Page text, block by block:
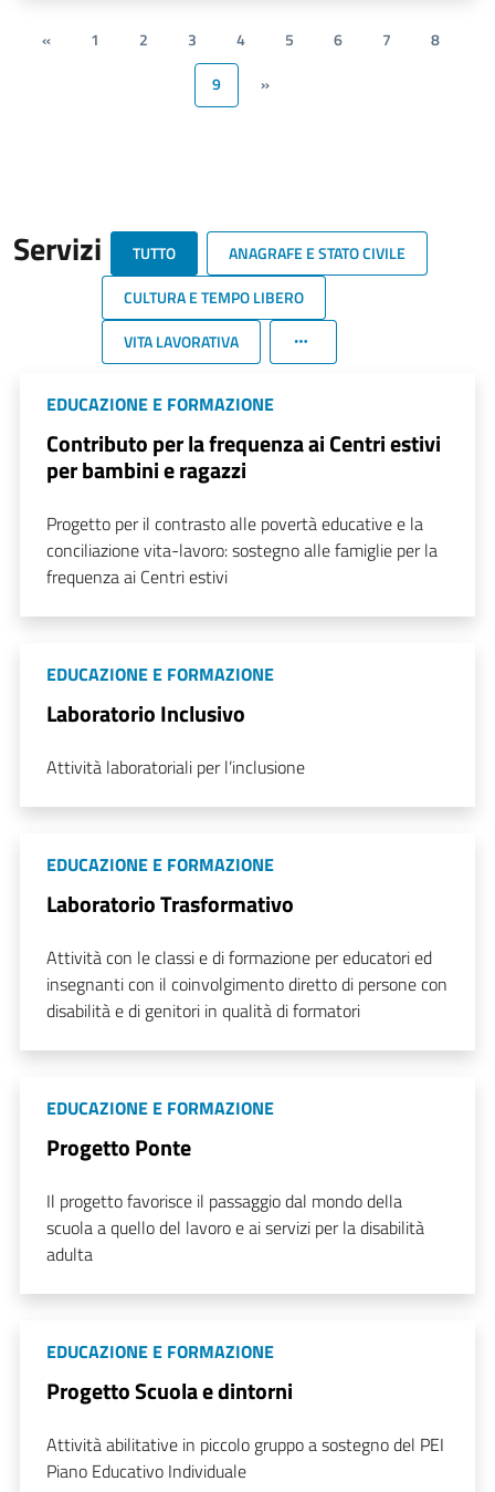
« 1 2 3 4 5 6 7
8
9
»
Servizi TUTTO
ANAGRAFE E STATO CIVILE
CULTURA E TEMPO LIBERO
VITA LAVORATIVA
EDUCAZIONE E FORMAZIONE
Contributo per la frequenza ai Centri estivi
per bambini e ragazzi
Progetto per il contrasto alle povertà educative e la
conciliazione vita-lavoro: sostegno alle famiglie per la
frequenza ai Centri estivi
EDUCAZIONE E FORMAZIONE
Laboratorio Inclusivo
Attività laboratoriali per l’inclusione
EDUCAZIONE E FORMAZIONE
Laboratorio Trasformativo
Attività con le classi e di formazione per educatori ed
insegnanti con il coinvolgimento diretto di persone con
disabilità e di genitori in qualità di formatori
EDUCAZIONE E FORMAZIONE
Progetto Ponte
Il progetto favorisce il passaggio dal mondo della
scuola a quello del lavoro e ai servizi per la disabilità
adulta
EDUCAZIONE E FORMAZIONE
Progetto Scuola e dintorni
Attività abilitative in piccolo gruppo a sostegno del PEI
Piano Educativo Individuale